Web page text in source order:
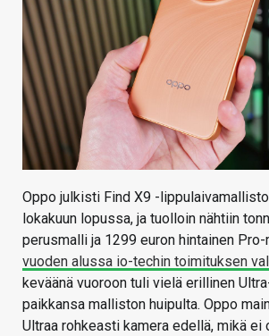
HAKU
Oppo julkisti Find X9 -
lokakuun lopussa, ja tuolloin nähtiin
perusmalli ja 1299 euron hintainen Pro-
vuoden alussa io-techin toimituksen
keväänä vuoroon tuli vielä erillinen
paikkansa malliston huipulta. Oppo
Ultraa rohkeasti kamera edellä, mikä ei